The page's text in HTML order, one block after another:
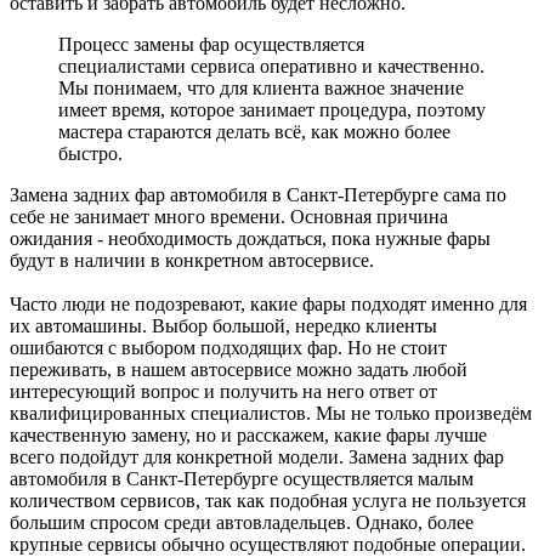
Процесс замены фар осуществляется
специалистами сервиса оперативно и качественно.
Мы понимаем, что для клиента важное значение
имеет время, которое занимает процедура, поэтому
мастера стараются делать всё, как можно более
быстро.
Замена задних фар автомобиля в Санкт-Петербурге сама по
себе не занимает много времени. Основная причина
ожидания - необходимость дождаться, пока нужные фары
будут в наличии в конкретном автосервисе.
Часто люди не подозревают, какие фары подходят именно для
их автомашины. Выбор большой, нередко клиенты
ошибаются с выбором подходящих фар. Но не стоит
переживать, в нашем автосервисе можно задать любой
интересующий вопрос и получить на него ответ от
квалифицированных специалистов. Мы не только произведём
качественную замену, но и расскажем, какие фары лучше
всего подойдут для конкретной модели. Замена задних фар
автомобиля в Санкт-Петербурге осуществляется малым
количеством сервисов, так как подобная услуга не пользуется
большим спросом среди автовладельцев. Однако, более
крупные сервисы обычно осуществляют подобные операции.